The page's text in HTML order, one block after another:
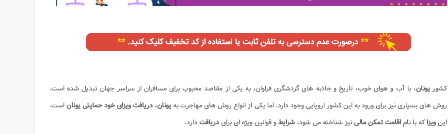
کشوریونان، با آب و هوای خوب، تاریخ و جاذبه های گردشگری فراوان، به یکی از مقاصد محبوب برای مسافران از سراسر جهان تبدیل شده است.
روش های بسیاری نیز برای ورود به این کشور اروپایی وجود دارد. اما یکی از انواع روش های مهاجرت بهیونان، دریافت ویزای خود حمایتی یوناناست.
اینویزاکه با ناماقامت تمکن مالینیز شناخته می شود، شرایطو قوانین ویژه ای برایدریافتدارد.